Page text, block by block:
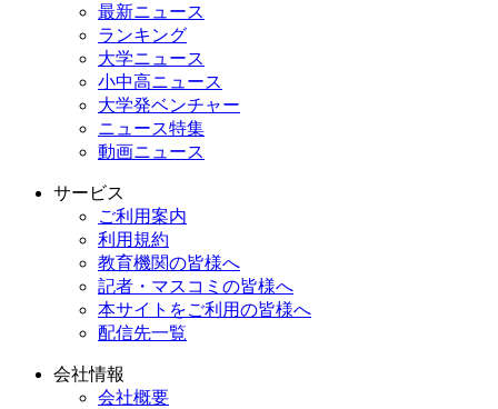
最新ニュース
ランキング
大学ニュース
小中高ニュース
大学発ベンチャー
ニュース特集
動画ニュース
サービス
ご利用案内
利用規約
教育機関の皆様へ
記者・マスコミの皆様へ
本サイトをご利用の皆様へ
配信先一覧
会社情報
会社概要